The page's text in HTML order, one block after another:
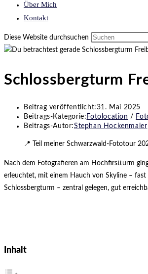
Über Mich
Kontakt
Diese Website durchsuchen
Schlossbergturm
Beitrag veröffentlicht:31. Mai 2025
Beitrags-Kategorie: Fotolocation /
Beitrags-Autor:Stephan Hockenmaier
📍 Teil meiner Schwarzwald-Fototour
Nach dem Fotografieren am Hochfirstturm
erleuchtet, mit einem Hauch von Skyline –
Schlossbergturm – zentral gelegen, gut
Inhalt